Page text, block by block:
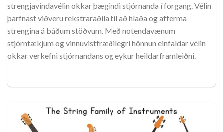
strengjavindavélin okkar þægindi stjórnanda í forgang. Vélin
þarfnast viðveru rekstraraðila til að hlaða og afferma
strengina á báðum stöðvum. Með notendavænum
stjórntækjum og vinnuvistfræðilegri hönnun einfaldar vélin
okkar verkefni stjórnandans og eykur heildarframleiðni.